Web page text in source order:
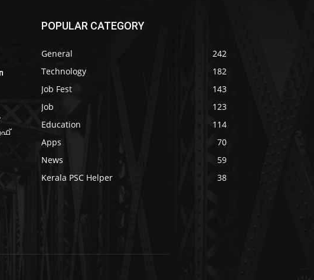
POPULAR CATEGORY
General
242
Technology
182
Job Fest
143
Job
123
Education
114
Apps
70
News
59
Kerala PSC Helper
38